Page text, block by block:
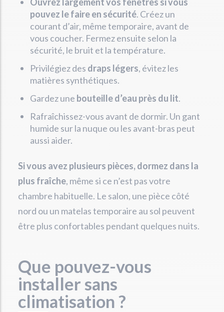
pouvez le faire en sécurité. Créez un
courant d’air, même temporaire, avant de
vous coucher. Fermez ensuite selon la
sécurité, le bruit et la température.
Privilégiez des draps légers, évitez les
matières synthétiques.
Gardez une bouteille d’eau près du lit.
Rafraîchissez-vous avant de dormir. Un gant
humide sur la nuque ou les avant-bras peut
aussi aider.
Si vous avez plusieurs pièces, dormez dans la
plus fraîche, même si ce n’est pas votre
chambre habituelle. Le salon, une pièce côté
nord ou un matelas temporaire au sol peuvent
être plus confortables pendant quelques nuits.
Que pouvez-vous
installer sans
climatisation ?